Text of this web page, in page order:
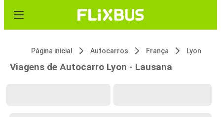
Página inicial Autocarros França Lyon
Viagens de Autocarro Lyon - Lausana